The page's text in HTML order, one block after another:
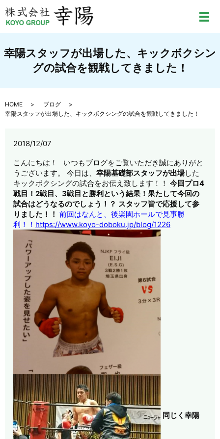
メ
幸陽スタッフが出場した、キックボクシン
グの試合を観戦してきました！
HOME
ブログ
幸陽スタッフが出場した、キックボクシングの試合を観戦してきました！
2018/12/07
こんにちは！ いつもブログをご覧いただき誠にありがと
うございます。 今日は、幸陽基礎部スタッフが出場した
キックボクシングの試合をお伝え致します！！今回プロ4
戦目！2戦目、3戦目と勝利という結果！果たして今回の
試合はどうなるのでしょう！？ スタッフ皆で応援して参
りました！！ 前回はなんと、後楽園ホールで見事勝
利！！ https://www.koyo-doboku.jp/blog/1226
同じく幸陽